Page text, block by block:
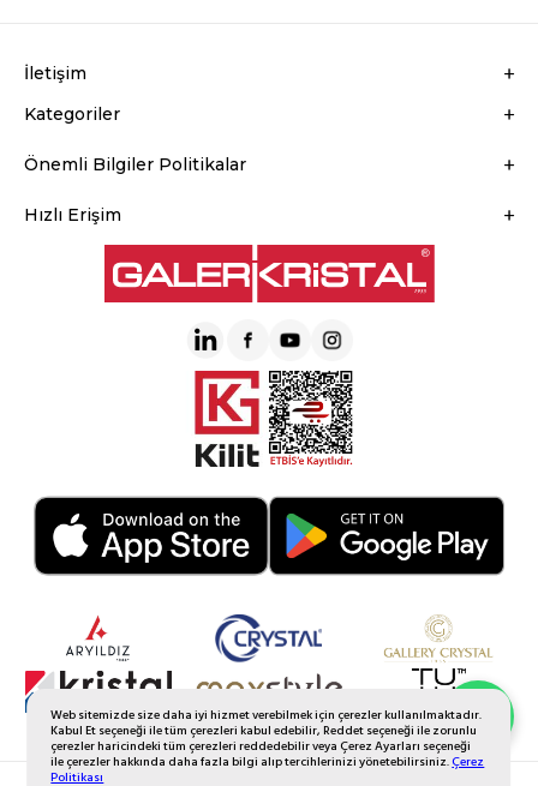
Web sitemizde size daha iyi hizmet verebilmek için çerezler kullanılmaktadır.
Kabul Et seçeneği ile tüm çerezleri kabul edebilir, Reddet seçeneği ile zorunlu
çerezler haricindeki tüm çerezleri reddedebilir veya Çerez Ayarları seçeneği
ile çerezler hakkında daha fazla bilgi alıp tercihlerinizi yönetebilirsiniz.Çerez
Politikası
İletişim
Kategoriler
Önemli Bilgiler Politikalar
Hızlı Erişim
© 2026 Tüm Hakkı Saklıdır. Galerikristal.com.tr
Whatsapp Sipariş